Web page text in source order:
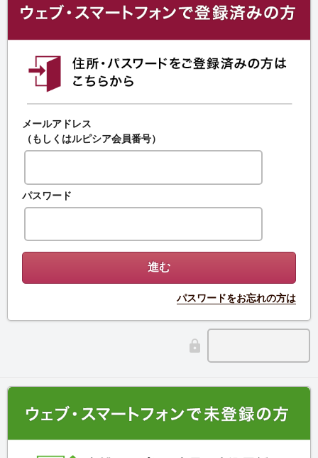
メールアドレス
（もしくはルピシア会員番号）
パスワード
パスワードをお忘れの方は